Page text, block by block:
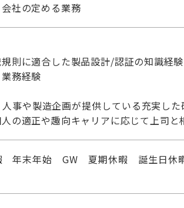
社の定める業務
則に適合した製品設計/認証の知識経験
務経験
事や製造企画が提供している充実し
の適正や趣向キャリアに応じて上司と
年末年始 GW 夏期休暇 誕生日休